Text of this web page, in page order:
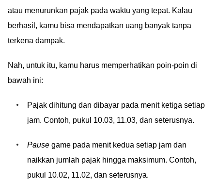
atau menurunkan pajak pada waktu yang tepat. Kalau
berhasil, kamu bisa mendapatkan uang banyak tanpa
terkena dampak.
Nah, untuk itu, kamu harus memperhatikan poin-poin di
bawah ini:
Pajak dihitung dan dibayar pada menit ketiga setiap
jam. Contoh, pukul 10.03, 11.03, dan seterusnya.
Pause game pada menit kedua setiap jam dan
naikkan jumlah pajak hingga maksimum. Contoh,
pukul 10.02, 11.02, dan seterusnya.